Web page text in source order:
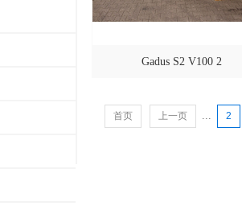
Gadus S2 V100 2
首页 上一页 2